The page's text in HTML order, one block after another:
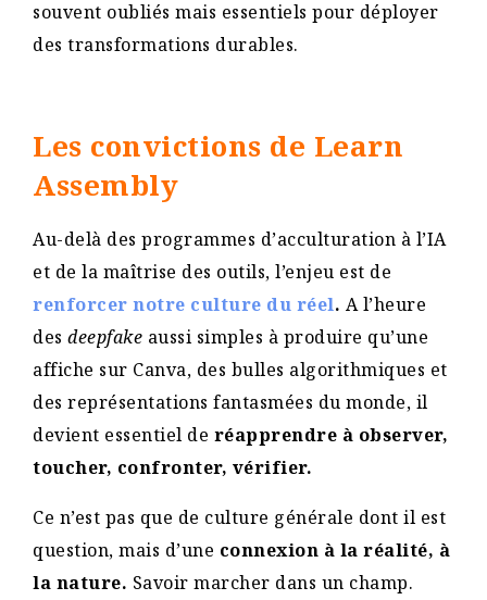
souvent oubliés mais essentiels pour déployer
des transformations durables.
Les convictions de Learn
Assembly
Au-delà des programmes d’acculturation à l’IA
et de la maîtrise des outils, l’enjeu est de
renforcer notre culture du réel. A l’heure
des deepfake aussi simples à produire qu’une
affiche sur Canva, des bulles algorithmiques et
des représentations fantasmées du monde, il
devient essentiel de réapprendre à observer,
toucher, confronter, vérifier.
Ce n’est pas que de culture générale dont il est
question, mais d’une connexion à la réalité, à
la nature. Savoir marcher dans un champ.